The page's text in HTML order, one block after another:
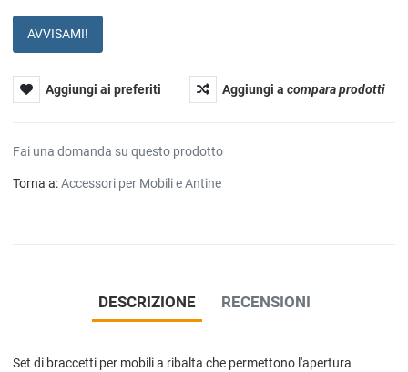
AVVISAMI!
Aggiungi ai preferiti Aggiungi acompara prodotti
Fai una domanda su questo prodotto
Torna a:Accessori per Mobili e Antine
DESCRIZIONE RECENSIONI
Set di braccetti per mobili a ribalta che permettono l'apertura